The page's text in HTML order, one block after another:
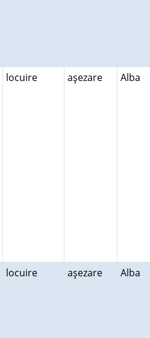
locuire aşezare Alba
locuire aşezare Alba